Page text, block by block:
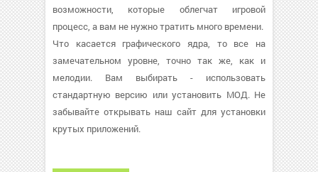
возможности, которые облегчат игровой
процесс, а вам не нужно тратить много времени.
Что касается графического ядра, то все на
замечательном уровне, точно так же, как и
мелодии. Вам выбирать - использовать
стандартную версию или установить МОД. Не
забывайте открывать наш сайт для установки
крутых приложений.